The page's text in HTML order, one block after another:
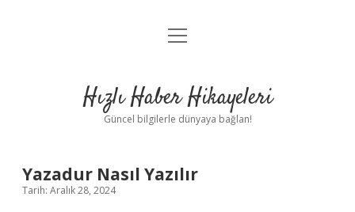
Anasayfa
Yasal Uyarı
menüyü
Hızlı Haber Hikayeleri
Güncel bilgilerle dünyaya bağlan!
Yazadur Nasıl Yazılır
Tarih: Aralık 28, 2024